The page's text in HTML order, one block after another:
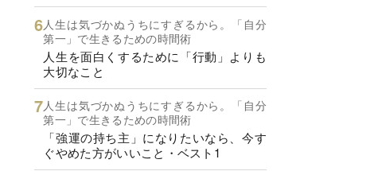
人生は気づかぬうちにすぎるから。「自分
第一」で生きるための時間術
人生を面白くするために「行動」よりも
大切なこと
人生は気づかぬうちにすぎるから。「自分
第一」で生きるための時間術
「強運の持ち主」になりたいなら、今す
ぐやめた方がいいこと・ベスト1